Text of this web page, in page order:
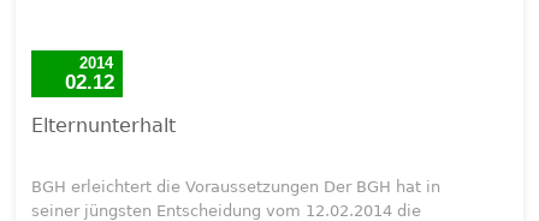
2014
02.12
Elternunterhalt
BGH erleichtert die Voraussetzungen Der BGH hat in
seiner jüngsten Entscheidung vom 12.02.2014 die